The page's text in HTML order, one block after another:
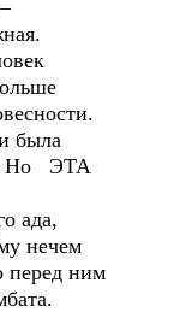
была
Но ЭТА
ада,
нечем
перед ним